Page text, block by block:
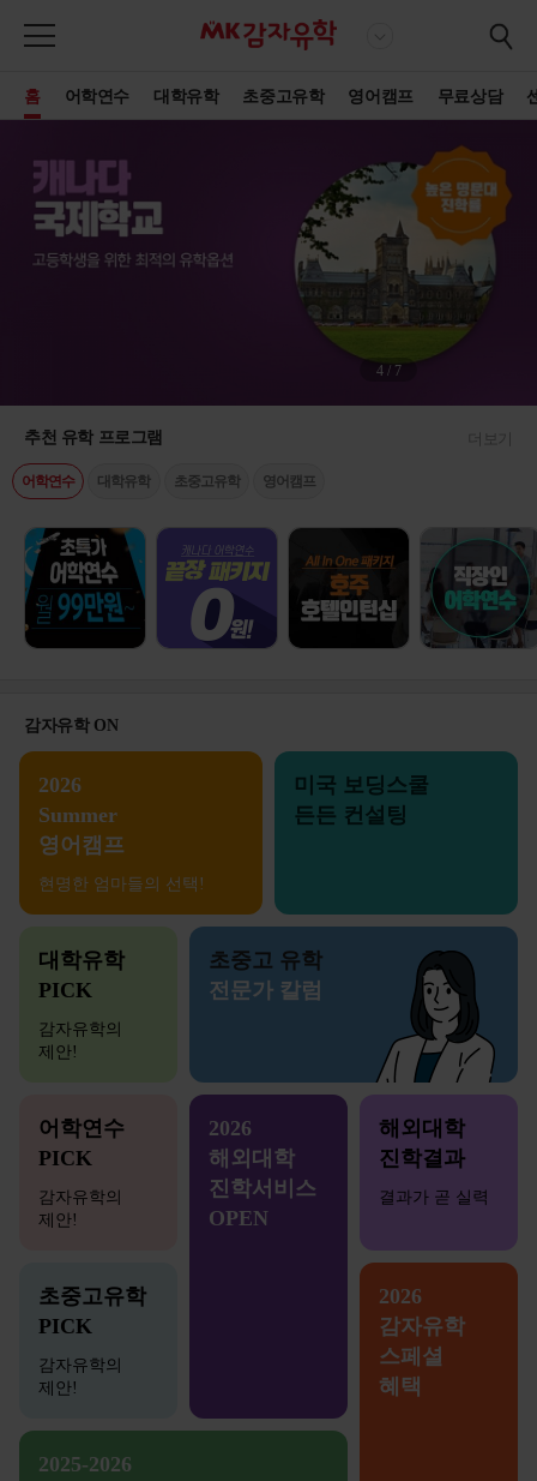
홈 어학연수 대학유학 초중고유학 영어캠프 무료상담
4/ 7
추천 유학 프로그램 더보기
어학연수 대학유학 초중고유학 영어캠프
감자유학 ON
2026
Summer
영어캠프
현명한 엄마들의 선택!
미국 보딩스쿨
든든 컨설팅
대학유학
PICK
감자유학의
제안!
초중고 유학
전문가 칼럼
어학연수
PICK
감자유학의
제안!
2026
해외대학
진학서비스
OPEN
해외대학
진학결과
결과가 곧 실력
초중고유학
PICK
감자유학의
제안!
2026
감자유학
스페셜
혜택
2025-2026